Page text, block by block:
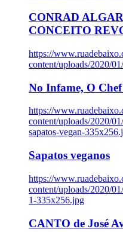
CONRAD
CONCEITO
https://
content/uploads/2020/
No Infame, O
https://
content/uploads/2020/
sapatos-vegan-
Sapatos veganos
https://
content/uploads/2020/
1-335x256.jpg
CANTO de José